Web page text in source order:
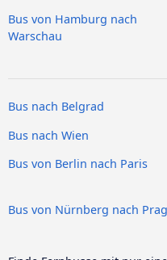
Bus von Hamburg nach
Warschau
Bus nach Belgrad
Bus nach Wien
Bus von Berlin nach Paris
Bus von Nürnberg nach Prag